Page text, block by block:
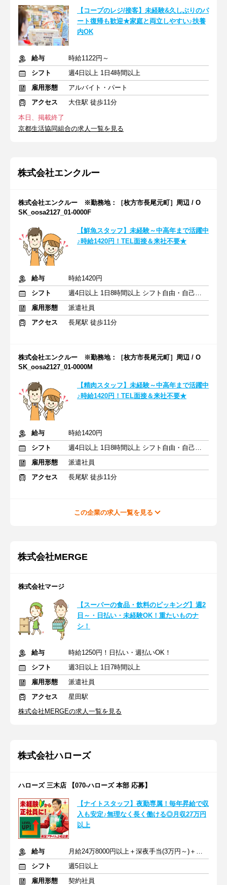
【コープのレジ/接客】未経験&久しぶりのパ
ート復帰も歓迎★家庭と両立しやすい♪扶養
内OK
給与
時給1122円～
シフト
週4日以上 1日4時間以上
雇用形態
アルバイト・パート
アクセス
大住駅 徒歩11分
本日、掲載終了
京都生活協同組合の求人一覧を見る
株式会社エンクルー
株式会社エンクルー ※勤務地：［枚方市長尾元町］周辺 / O
SK_oosa2127_01-0000F
【鮮魚スタッフ】未経験～中高年まで活躍中
♪時給1420円！TEL面接＆来社不要★
給与
時給1420円
シフト
週4日以上 1日8時間以上 シフト自由・自己申告
雇用形態
派遣社員
アクセス
長尾駅 徒歩11分
株式会社エンクルー ※勤務地：［枚方市長尾元町］周辺 / O
SK_oosa2127_01-0000M
【精肉スタッフ】未経験～中高年まで活躍中
♪時給1420円！TEL面接＆来社不要★
給与
時給1420円
シフト
週4日以上 1日8時間以上 シフト自由・自己申告
雇用形態
派遣社員
アクセス
長尾駅 徒歩11分
この企業の求人一覧を見る
株式会社MERGE
株式会社マージ
【スーパーの食品・飲料のピッキング】週2
日～・日払い・未経験OK！重たいものナ
シ！
給与
時給1250円！日払い・週払いOK！
シフト
週3日以上 1日7時間以上
雇用形態
派遣社員
アクセス
星田駅
株式会社MERGEの求人一覧を見る
株式会社ハローズ
ハローズ 三木店 【070-ハローズ 本部 応募】
【ナイトスタッフ】夜勤専属！毎年昇給で収
入も安定♪無理なく長く働ける◎月収27万円
以上
給与
月給24万8000円以上＋深夜手当(3万円～)＋交通費
シフト
週5日以上
雇用形態
契約社員